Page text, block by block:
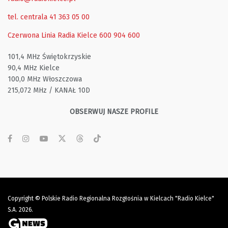
tel. centrala 41 363 05 00
Czerwona Linia Radia Kielce 600 904 600
101,4 MHz Świętokrzyskie
90,4 MHz Kielce
100,0 MHz Włoszczowa
215,072 MHz / KANAŁ 10D
OBSERWUJ NASZE PROFILE
Copyright © Polskie Radio Regionalna Rozgłośnia w Kielcach "Radio Kielce"
S.A. 2026.